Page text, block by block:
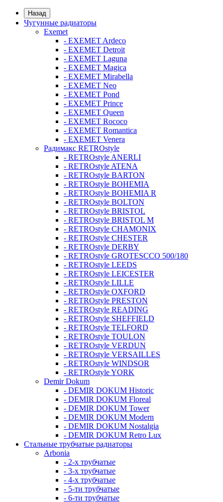
Назад
Чугунные радиаторы
Exemet
- EXEMET Ardeco
- EXEMET Detroit
- EXEMET Laguna
- EXEMET Magica
- EXEMET Mirabella
- EXEMET Neo
- EXEMET Pond
- EXEMET Prince
- EXEMET Queen
- EXEMET Rococo
- EXEMET Romantica
- EXEMET Venera
Радимакс RETROstyle
- RETROstyle ANERLI
- RETROstyle ATENA
- RETROstyle BARTON
- RETROstyle BOHEMIA
- RETROstyle BOHEMIA R
- RETROstyle BOLTON
- RETROstyle BRISTOL
- RETROstyle BRISTOL M
- RETROstyle CHAMONIX
- RETROstyle CHESTER
- RETROstyle DERBY
- RETROstyle GROTESCCO 500/180
- RETROstyle LEEDS
- RETROstyle LEICESTER
- RETROstyle LILLE
- RETROstyle OXFORD
- RETROstyle PRESTON
- RETROstyle READING
- RETROstyle SHEFFIELD
- RETROstyle TELFORD
- RETROstyle TOULON
- RETROstyle VERDUN
- RETROstyle VERSAILLES
- RETROstyle WINDSOR
- RETROstyle YORK
Demir Dokum
- DEMIR DOKUM Historic
- DEMIR DOKUM Floreal
- DEMIR DOKUM Tower
- DEMIR DOKUM Modern
- DEMIR DOKUM Nostalgia
- DEMIR DOKUM Retro Lux
Стальные трубчатые радиаторы
Arbonia
- 2-х трубчатые
- 3-х трубчатые
- 4-х трубчатые
- 5-ти трубчатые
- 6-ти трубчатые